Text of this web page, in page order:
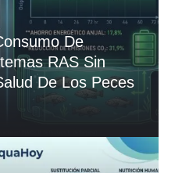
De
RAS Sin
De Los Peces